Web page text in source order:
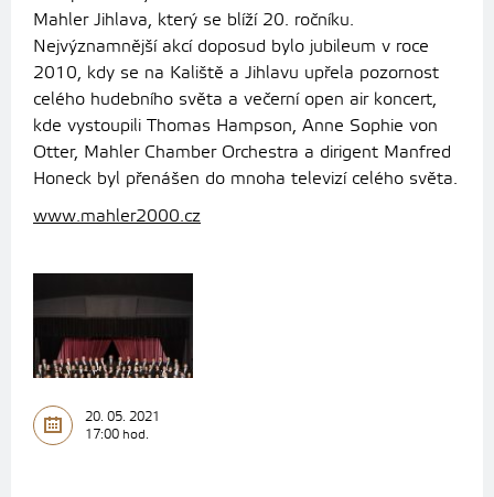
Mahler Jihlava, který se blíží 20. ročníku.
Nejvýznamnější akcí doposud bylo jubileum v roce
2010, kdy se na Kaliště a Jihlavu upřela pozornost
celého hudebního světa a večerní open air koncert,
kde vystoupili Thomas Hampson, Anne Sophie von
Otter, Mahler Chamber Orchestra a dirigent Manfred
Honeck byl přenášen do mnoha televizí celého světa.
www.mahler2000.cz
20. 05. 2021
17:00 hod.